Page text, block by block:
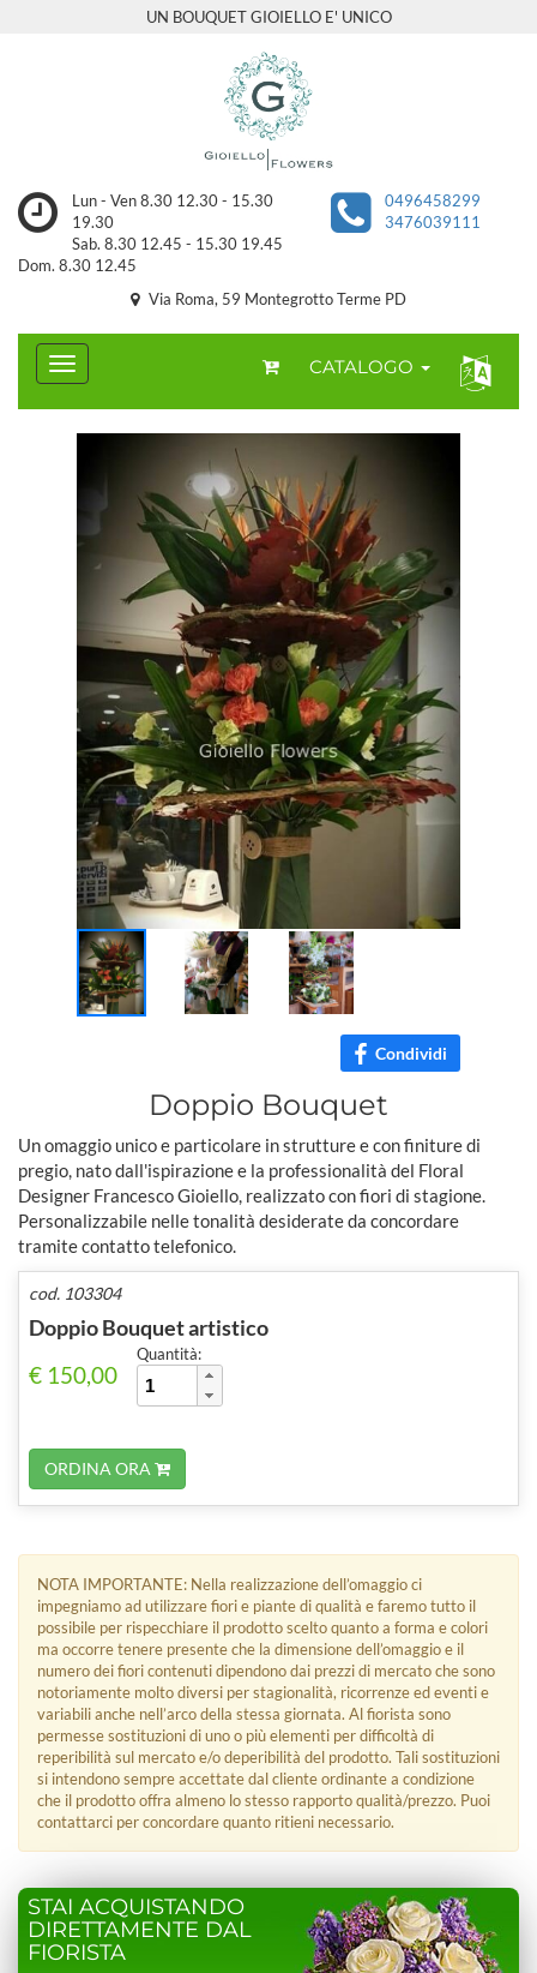
UN BOUQUET GIOIELLO E' UNICO
Lun - Ven 8.30 12.30 - 15.30
19.30
Sab. 8.30 12.45 - 15.30 19.45
Dom. 8.30 12.45
0496458299
3476039111
Via Roma, 59 Montegrotto Terme PD
CATALOGO
Condividi
Doppio Bouquet
Un omaggio unico e particolare in strutture e con finiture di
pregio, nato dall'ispirazione e la professionalità del Floral
Designer Francesco Gioiello, realizzato con fiori di stagione.
Personalizzabile nelle tonalità desiderate da concordare
tramite contatto telefonico.
cod. 103304
Doppio Bouquet artistico
€ 150,00
Quantità:
ORDINA ORA
NOTA IMPORTANTE: Nella realizzazione dell’omaggio ci
impegniamo ad utilizzare fiori e piante di qualità e faremo tutto il
possibile per rispecchiare il prodotto scelto quanto a forma e colori
ma occorre tenere presente che la dimensione dell’omaggio e il
numero dei fiori contenuti dipendono dai prezzi di mercato che sono
notoriamente molto diversi per stagionalità, ricorrenze ed eventi e
variabili anche nell’arco della stessa giornata. Al fiorista sono
permesse sostituzioni di uno o più elementi per difficoltà di
reperibilità sul mercato e/o deperibilità del prodotto. Tali sostituzioni
si intendono sempre accettate dal cliente ordinante a condizione
che il prodotto offra almeno lo stesso rapporto qualità/prezzo. Puoi
contattarci per concordare quanto ritieni necessario.
STAI ACQUISTANDO
DIRETTAMENTE DAL
FIORISTA